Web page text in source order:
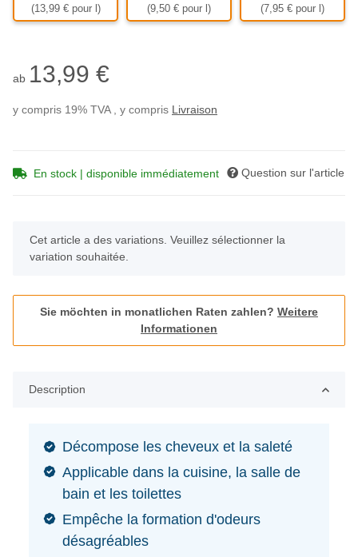
(13,99 € pour l) (9,50 € pour l) (7,95 € pour l)
ab 13,99 €
y compris 19% TVA , y compris Livraison
En stock | disponible immédiatement Question sur l'article
x
Cet article a des variations. Veuillez sélectionner la
variation souhaitée.
Sie möchten in monatlichen Raten zahlen? Weitere
Informationen
Description
Décompose les cheveux et la saleté
Applicable dans la cuisine, la salle de
bain et les toilettes
Empêche la formation d'odeurs
désagréables